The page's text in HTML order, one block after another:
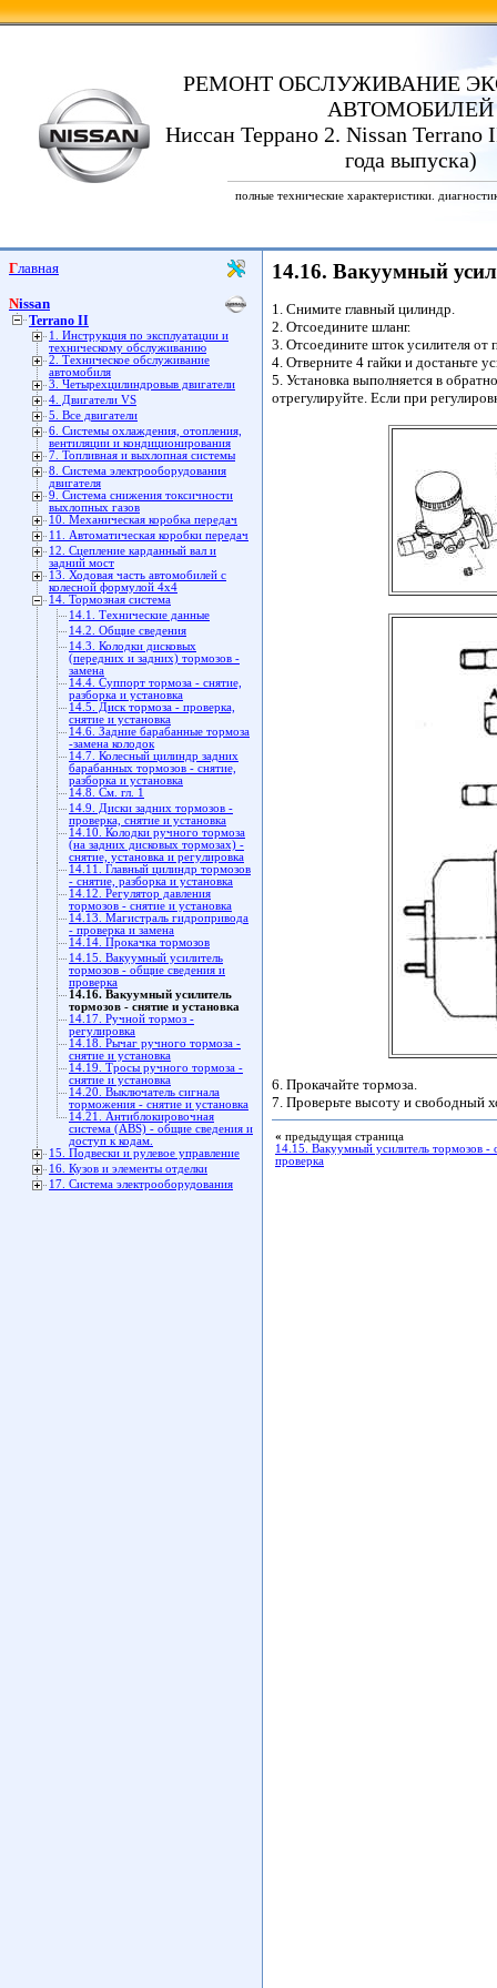
РЕМОНТ ОБСЛУЖИВАНИЕ
АВТОМОБИЛЕЙ
Ниссан Террано 2. Nissan Terrano
года выпуска)
полные технические характеристики.
Главная
Nissan
Terrano II
1. Инструкция по эксплуатации и
техническому обслуживанию
2. Техническое обслуживание
автомобиля
3. Четырехцилиндровыв двигатели
4. Двигатели VS
5. Все двигатели
6. Системы охлаждения, отопления,
вентиляции и кондиционирования
7. Топливная и выхлопная системы
8. Система электрооборудования
двигателя
9. Система снижения токсичности
выхлопных газов
10. Механическая коробка передач
11. Автоматическая коробки передач
12. Сцепление карданный вал и
задний мост
13. Ходовая часть автомобилей с
колесной формулой 4x4
14. Тормозная система
14.1. Технические данные
14.2. Общие сведения
14.3. Колодки дисковых
(передних и задних) тормозов -
замена
14.4. Суппорт тормоза - снятие,
разборка и установка
14.5. Диск тормоза - проверка,
снятие и установка
14.6. Задние барабанные тормоза
-замена колодок
14.7. Колесный цилиндр задних
барабанных тормозов - снятие,
разборка и установка
14.8. См. гл. 1
14.9. Диски задних тормозов -
проверка, снятие и установка
14.10. Колодки ручного тормоза
(на задних дисковых тормозах) -
снятие, установка и регулировка
14.11. Главный цилиндр тормозов
- снятие, разборка и установка
14.12. Регулятор давления
тормозов - снятие и установка
14.13. Магистраль гидропривода
- проверка и замена
14.14. Прокачка тормозов
14.15. Вакуумный усилитель
тормозов - общие сведения и
проверка
14.16. Вакуумный усилитель
тормозов - снятие и установка
14.17. Ручной тормоз -
регулировка
14.18. Рычаг ручного тормоза -
снятие и установка
14.19. Тросы ручного тормоза -
снятие и установка
14.20. Выключатель сигнала
торможения - снятие и установка
14.21. Антиблокировочная
система (ABS) - общие сведения и
доступ к кодам.
15. Подвески и рулевое управление
16. Кузов и элементы отделки
17. Система электрооборудования
14.16. Вакуумный
1. Снимите главный цилиндр.
2. Отсоедините шланг.
3. Отсоедините шток усилителя от
4. Отверните 4 гайки и достаньте
5. Установка выполняется в
отрегулируйте. Если при
6. Прокачайте тормоза.
7. Проверьте высоту и свободный
« предыдущая страница
14.15. Вакуумный усилитель тормозов -
проверка